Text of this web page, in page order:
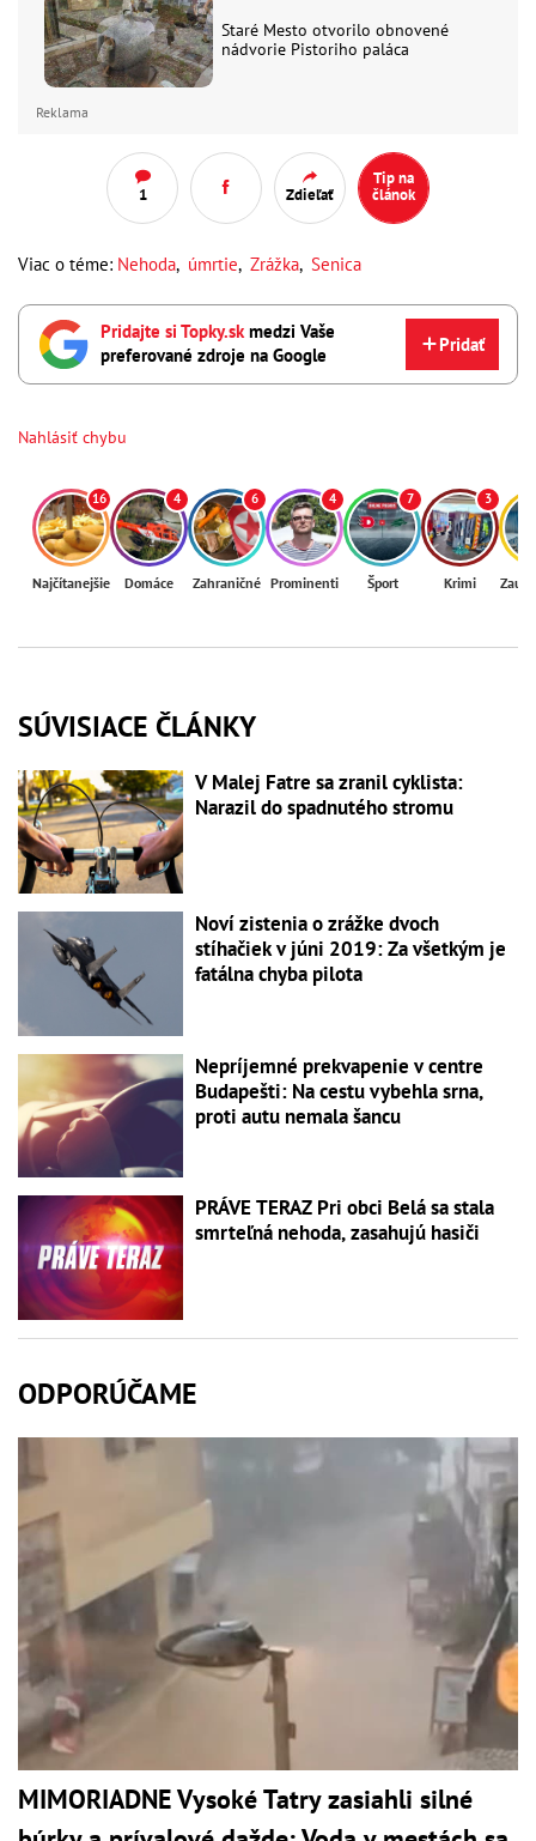
Staré Mesto otvorilo obnovené
nádvorie Pistoriho paláca
Reklama
1 Zdieľať
Tip na
článok
Viac o téme: Nehoda, úmrtie, Zrážka, Senica
Pridajte si Topky.skmedzi Vaše
preferované zdroje na Google
Pridať
Nahlásiť chybu
16
Najčítanejšie
4
Domáce
6
Zahraničné
4
Prominenti
7
Šport
3
Krimi
SÚVISIACE ČLÁNKY
V Malej Fatre sa zranil cyklista:
Narazil do spadnutého stromu
Noví zistenia o zrážke dvoch
stíhačiek v júni 2019: Za všetkým je
fatálna chyba pilota
Nepríjemné prekvapenie v centre
Budapešti: Na cestu vybehla srna,
proti autu nemala šancu
PRÁVE TERAZ Pri obci Belá sa stala
smrteľná nehoda, zasahujú hasiči
ODPORÚČAME
MIMORIADNE Vysoké Tatry zasiahli silné